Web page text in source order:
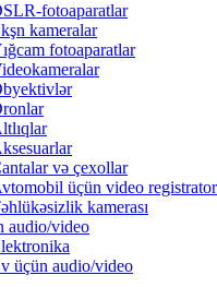
fotoaparatlar
kameralar
fotoaparatlar
və çexollar
üçün video
kamerası
audio/video
üçün audio/video